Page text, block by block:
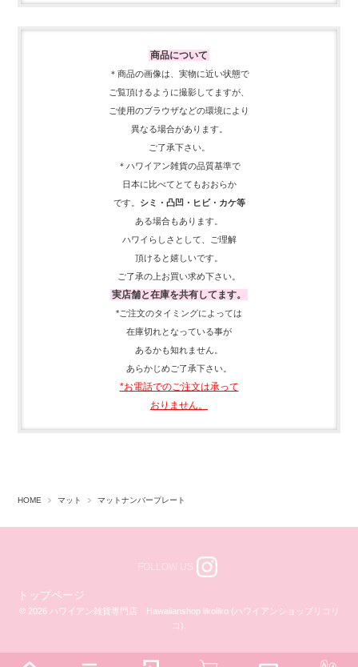
商品について
＊商品の画像は、実物に近い状態で
ご覧頂けるように撮影してますが、
ご使用のブラウザなどの環境により
異なる場合があります。
ご了承下さい。
＊ハワイアン雑貨の品質基準で
日本に比べてとてもおおらか
です。
シミ・凸凹・ヒビ・カケ等
ある場合もあります。
ハワイらしさとして、
ご理解
頂ける と嬉しいです。
ご了承の上お買い求め下さい。
実店舗と在庫を共有してます。
*ご注文のタイミングによっては
在庫切れとなっている事が
あるかも知れません。
あらかじめご了承下さい。
*お電話でのご注文は承って
おりません。
HOME マット マットナンバープレート
FOLLOW US
トップページ
© 2026 ハワイアン雑貨専門店 Hawaiianshop likoliko (ハワイアンショップリコリ
コ).